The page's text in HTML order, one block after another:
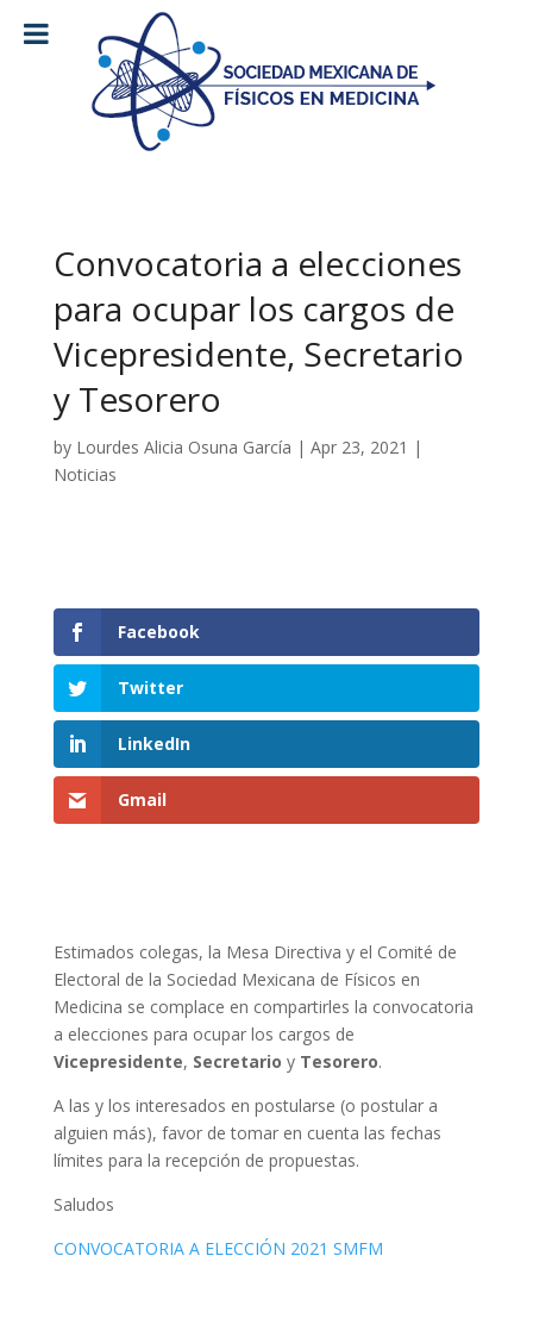
Convocatoria a elecciones
para ocupar los cargos de
Vicepresidente, Secretario
y Tesorero
by Lourdes Alicia Osuna García | Apr 23, 2021 |
Noticias
Facebook
Twitter
LinkedIn
Gmail
Estimados colegas, la Mesa Directiva y el Comité de
Electoral de la Sociedad Mexicana de Físicos en
Medicina se complace en compartirles la convocatoria
a elecciones para ocupar los cargos de
Vicepresidente, Secretario y Tesorero.
A las y los interesados en postularse (o postular a
alguien más), favor de tomar en cuenta las fechas
límites para la recepción de propuestas.
Saludos
CONVOCATORIA A ELECCIÓN 2021 SMFM